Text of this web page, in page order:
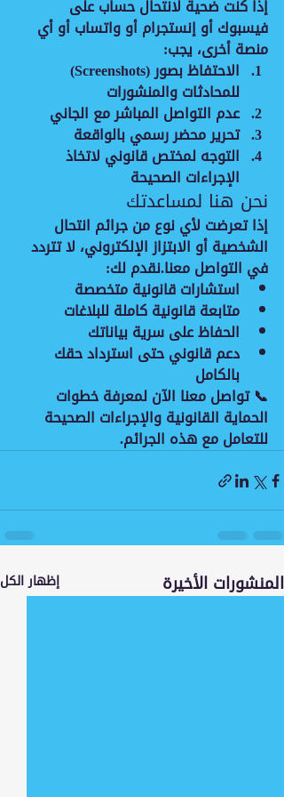
إذا كنت ضحية لانتحال حساب على
فيسبوك أو إنستجرام أو واتساب أو أي
منصة أخرى، يجب:
الاحتفاظ بصور (Screenshots)
للمحادثات والمنشورات
عدم التواصل المباشر مع الجاني
تحرير محضر رسمي بالواقعة
التوجه لمختص قانوني لاتخاذ
الإجراءات الصحيحة
نحن هنا لمساعدتك
إذا تعرضت لأي نوع من جرائم انتحال
الشخصية أو الابتزاز الإلكتروني، لا تتردد
في التواصل معنا.نقدم لك:
استشارات قانونية متخصصة
متابعة قانونية كاملة للبلاغات
الحفاظ على سرية بياناتك
دعم قانوني حتى استرداد حقك
بالكامل
📞 تواصل معنا الآن لمعرفة خطوات
الحماية القانونية والإجراءات الصحيحة
للتعامل مع هذه الجرائم.
المنشورات الأخيرة إظهار الكل